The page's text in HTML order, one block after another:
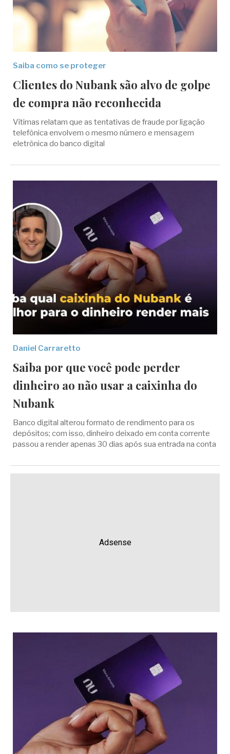
Saiba como se proteger
Clientes do Nubank são alvo de golpe
de compra não reconhecida
Vítimas relatam que as tentativas de fraude por ligação
telefônica envolvem o mesmo número e mensagem
eletrônica do banco digital
Daniel Carraretto
Saiba por que você pode perder
dinheiro ao não usar a caixinha do
Nubank
Banco digital alterou formato de rendimento para os
depósitos; com isso, dinheiro deixado em conta corrente
passou a render apenas 30 dias após sua entrada na conta
Adsense